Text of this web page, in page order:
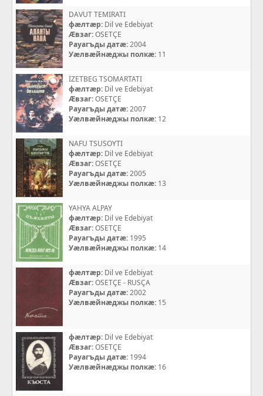
DAVUT TEMIRATI
фæлтæр: Dil ve Edebiyat
Æвзаг:OSETÇE
Рауагъды датæ:2004
Уæлвæйнæджы полкæ: 11
İZETBEG TSOMARTATI
фæлтæр: Dil ve Edebiyat
Æвзаг:OSETÇE
Рауагъды датæ:2007
Уæлвæйнæджы полкæ: 12
NAFU TSUSOYTI
фæлтæр: Dil ve Edebiyat
Æвзаг:OSETÇE
Рауагъды датæ:2005
Уæлвæйнæджы полкæ: 13
YAHYA ALPAY
фæлтæр: Dil ve Edebiyat
Æвзаг:OSETÇE
Рауагъды датæ: 1995
Уæлвæйнæджы полкæ: 14
фæлтæр: Dil ve Edebiyat
Æвзаг:OSETÇE - RUSÇA
Рауагъды датæ:2002
Уæлвæйнæджы полкæ: 15
фæлтæр: Dil ve Edebiyat
Æвзаг:OSETÇE
Рауагъды датæ: 1994
Уæлвæйнæджы полкæ: 16